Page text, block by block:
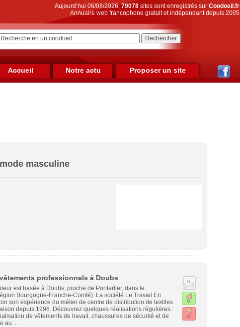
Aujourd’hui 06/08/2026,79078sites sont enregistrés sur Coodoeil.fr
Annuaire web francophone gratuit et indépendant depuis 2005
Accueil Notre actu Proposer un site
masculine
professionnels à Doubs
est basée à Doubs, proche de Pontarlier, dans le
Bourgogne-Franche-Comté). La société Le Travail En
son expérience du métier de centre de distribution de textiles
depuis 1996. Découvrez quelques réalisations régulières :
de vêtements de travail, chaussures de sécurité et de
au ...
0
0
0